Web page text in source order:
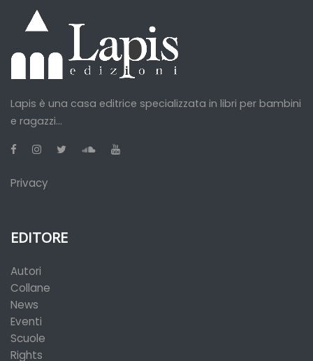
Lapis è una casa editrice specializzata in libri per bambini
e ragazzi...
Privacy
EDITORE
Autori
Collane
News
Eventi
Scuole
Rights